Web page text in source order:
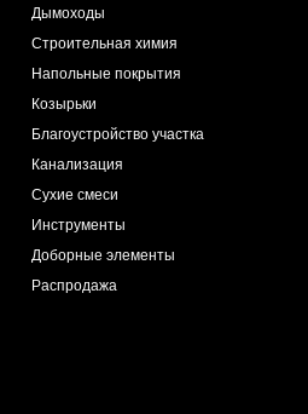
Дымоходы
Строительная химия
Напольные покрытия
Козырьки
Благоустройство участка
Канализация
Сухие смеси
Инструменты
Доборные элементы
Распродажа